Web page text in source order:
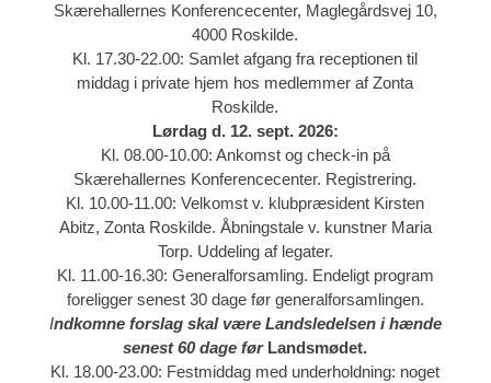
Skærehallernes Konferencecenter, Maglegårdsvej 10,
4000 Roskilde.
Kl. 17.30-22.00: Samlet afgang fra receptionen til
middag i private hjem hos medlemmer af Zonta
Roskilde.
Lørdag d. 12. sept. 2026:
Kl. 08.00-10.00: Ankomst og check-in på
Skærehallernes Konferencecenter. Registrering.
Kl. 10.00-11.00: Velkomst v. klubpræsident Kirsten
Abitz, Zonta Roskilde. Åbningstale v. kunstner Maria
Torp. Uddeling af legater.
Kl. 11.00-16.30: Generalforsamling. Endeligt program
foreligger senest 30 dage før generalforsamlingen.
Indkomne forslag skal være Landsledelsen i hænde
senest 60 dage førLandsmødet.
Kl. 18.00-23.00: Festmiddag med underholdning: noget